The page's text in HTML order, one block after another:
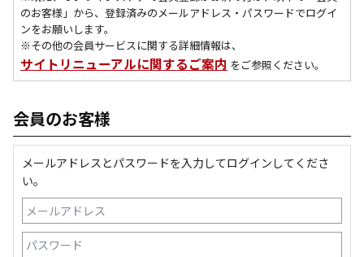
のお客様」から、登録済みのメールアドレス・パスワードでログイ
ンをお願いします。
※その他の会員サービスに関する詳細情報は、
サイトリニューアルに関するご案内 をご参照ください。
会員のお客様
メールアドレスとパスワードを入力してログインしてくださ
い。